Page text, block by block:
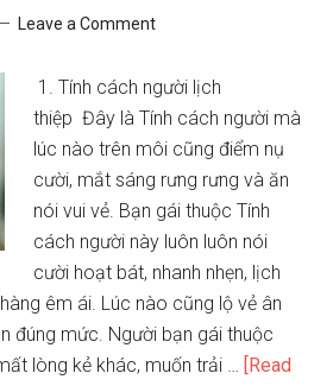
Leave a Comment
1. Tính cách người lịch
thiệp Đây là Tính cách người mà
lúc nào trên môi cũng điểm nụ
cười, mắt sáng rưng rưng và ăn
nói vui vẻ. Bạn gái thuộc Tính
cách người này luôn luôn nói
cười hoạt bát, nhanh nhẹn, lịch
êm ái. Lúc nào cũng lộ vẻ ân
đúng mức. Người bạn gái thuộc
lòng kẻ khác, muốn trải … [Read